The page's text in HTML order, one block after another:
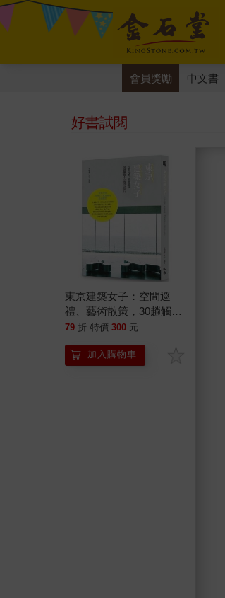
會員獎勵 中文書
好書試閱
東京建築女子：空間巡
禮、藝術散策，30趟觸動
人心的設計旅行
79 折 特價 300 元
加入購物車